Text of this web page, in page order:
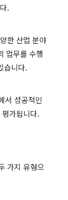
.
한 산업 분야
업무를 수행
습니다.
서 성공적인
가됩니다.
가지 유형으